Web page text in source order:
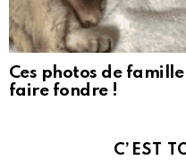
Ces photos de
faire fondre !
C’EST